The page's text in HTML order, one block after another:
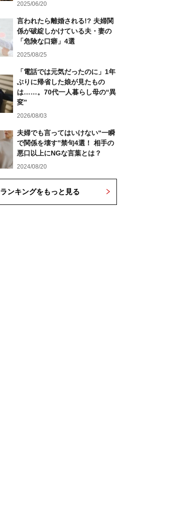
2025/06/20
言われたら離婚される!? 夫婦関
係が破綻しかけている夫・妻の
「危険な口癖」4選
2025/08/25
「電話では元気だったのに」1年
ぶりに帰省した娘が見たもの
は……。70代一人暮らし母の“異
変”
2026/08/03
夫婦でも言ってはいけない“一瞬
で関係を壊す”禁句4選！ 相手の
悪口以上にNGな言葉とは？
2024/08/20
ランキングをもっと見る